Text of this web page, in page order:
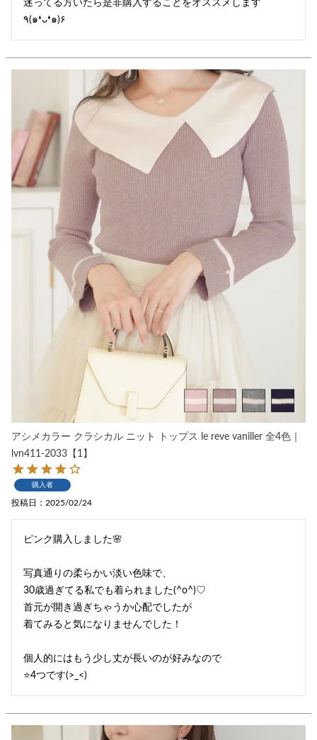
迷ってる方いたら是非購入することをオススメします
٩(๑❛ᴗ❛๑)۶
アシメカラー クラシカル ニット トップス le reve vaniller 全4色｜
lvn411-2033【1】
購入者
投稿日 2025/02/24
ピンク購入しました🌸
写真通りの柔らかい淡い色味で、
30歳過ぎてる私でも着られました(^o^)♡
首元が開き過ぎちゃうか心配でしたが
着てみると気になりませんでした！
個人的にはもう少し丈が長いのが好みなので